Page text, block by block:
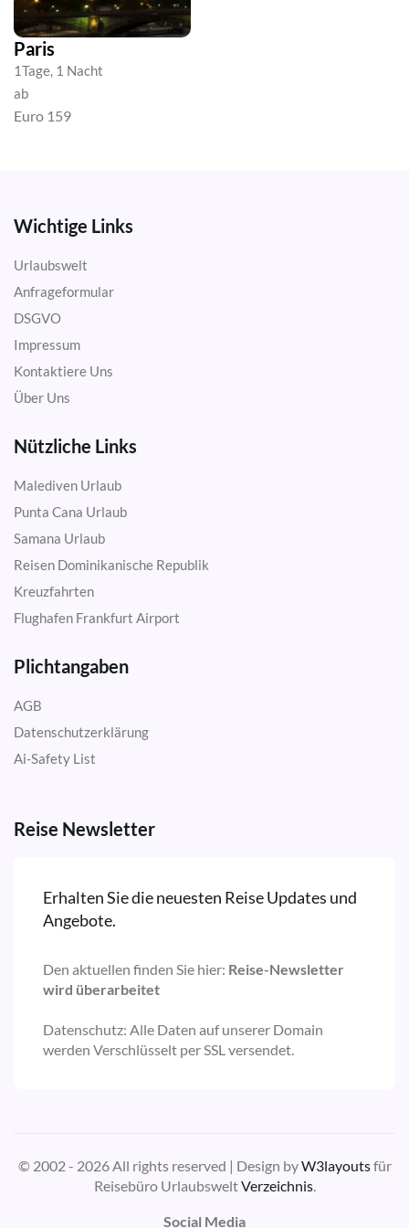
Paris
1Tage, 1 Nacht
ab
Euro 159
Wichtige Links
Urlaubswelt
Anfrageformular
DSGVO
Impressum
Kontaktiere Uns
Über Uns
Nützliche Links
Malediven Urlaub
Punta Cana Urlaub
Samana Urlaub
Reisen Dominikanische Republik
Kreuzfahrten
Flughafen Frankfurt Airport
Plichtangaben
AGB
Datenschutzerklärung
Ai-Safety List
Reise Newsletter
Erhalten Sie die neuesten Reise Updates und
Angebote.
Den aktuellen finden Sie hier: Reise-Newsletter
wird überarbeitet
Datenschutz: Alle Daten auf unserer Domain
werden Verschlüsselt per SSL versendet.
© 2002 - 2026 All rights reserved | Design byW3layoutsfür
Reisebüro UrlaubsweltVerzeichnis.
Social Media